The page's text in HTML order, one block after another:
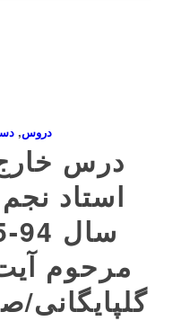
دروس,
درس
استاد
مرحوم
گلپایگانی/